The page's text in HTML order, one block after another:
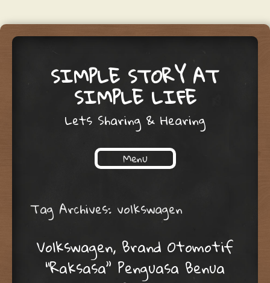
SIMPLE STORY AT
SIMPLE LIFE
Lets Sharing & Hearing
Menu
Tag Archives: volkswagen
Volkswagen, Brand Otomotif
“Raksasa” Penguasa Benua